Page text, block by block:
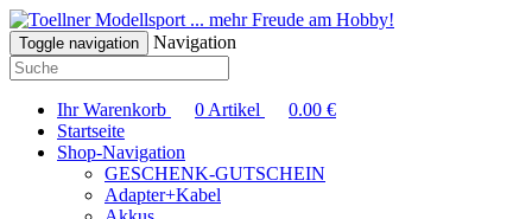
... mehr Freude am Hobby!
Toggle navigation Navigation
Ihr Warenkorb 0 Artikel 0.00 €
Startseite
Shop-Navigation
GESCHENK-GUTSCHEIN
Adapter+Kabel